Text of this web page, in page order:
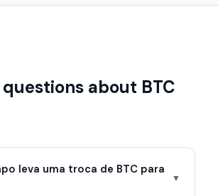
about BTC
leva uma troca de BTC para
▼